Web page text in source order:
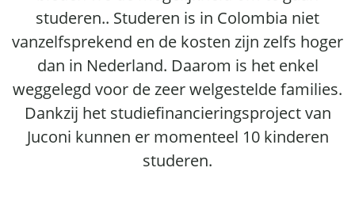
studeren.. Studeren is in Colombia niet
vanzelfsprekend en de kosten zijn zelfs hoger
dan in Nederland. Daarom is het enkel
weggelegd voor de zeer welgestelde families.
Dankzij het studiefinancieringsproject van
Juconi kunnen er momenteel 10 kinderen
studeren.